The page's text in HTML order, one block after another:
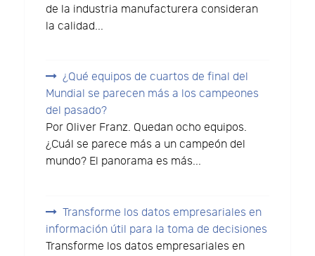
de la industria manufacturera consideran
la calidad...
¿Qué equipos de cuartos de final del
Mundial se parecen más a los campeones
del pasado?
Por Oliver Franz. Quedan ocho equipos.
¿Cuál se parece más a un campeón del
mundo? El panorama es más...
Transforme los datos empresariales en
información útil para la toma de decisiones
Transforme los datos empresariales en